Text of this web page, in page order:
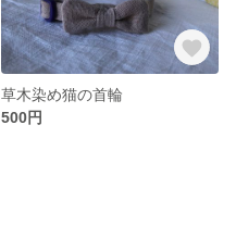
草木染め猫の首輪
500円